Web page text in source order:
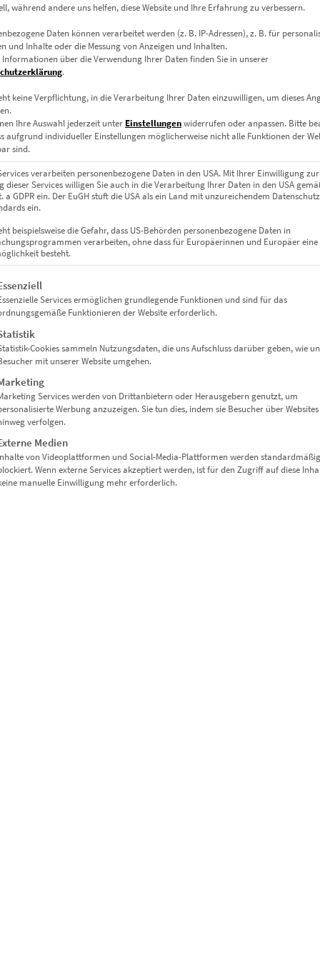
das Wetter wandelt – mit einem dramatisch bewölkten
Fachwerkfassaden Herrenbergs. Die Rundumsicht
Architektur.
inszeniert
und Stein – ideal für moderne Räume mit klaren Linien.
mit künstlerischer Note zur Geltung.
mit urbaner Identität.
oder stilvolle Flure
moderne Arbeitsräume mit Weitblick
für Kanzleien, Hotels oder Wohnräume mit Charakter
unser
als Panorama
Marktplatz Panorama“ Raumtiefe &
oder gewerbliche Nutzung lizenziert werden. Jetzt
während andere uns helfen, diese Website und Ihre Erfahrung zu verbessern.
Daten können verarbeitet werden (z. B. IP-Adressen), z. B. für
und Inhalte oder die Messung von Anzeigen und Inhalten.
Informationen über die Verwendung Ihrer Daten finden Sie in unserer
.
keine Verpflichtung, in die Verarbeitung Ihrer Daten einzuwilligen, um dieses
Ihre Auswahl jederzeit unter Einstellungenwiderrufen oder anpassen. Bitte
aufgrund individueller Einstellungen möglicherweise nicht alle Funktionen der
sind.
verarbeiten personenbezogene Daten in den USA. Mit Ihrer Einwilligung zur
dieser Services willigen Sie auch in die Verarbeitung Ihrer Daten in den USA
a GDPR ein. Der EuGH stuft die USA als ein Land mit unzureichendem
ein.
beispielsweise die Gefahr, dass US-Behörden personenbezogene Daten in
verarbeiten, ohne dass für Europäerinnen und Europäer eine
besteht.
eine Liste der Service-Gruppen, für die eine Einwilligung
Services ermöglichen grundlegende Funktionen und sind für das
Funktionieren der Website erforderlich.
Cookies sammeln Nutzungsdaten, die uns Aufschluss darüber geben, wie
mit unserer Website umgehen.
Services werden von Drittanbietern oder Herausgebern genutzt, um
Werbung anzuzeigen. Sie tun dies, indem sie Besucher über Websites
verfolgen.
Medien
von Videoplattformen und Social-Media-Plattformen werden standardmäßig
Wenn externe Services akzeptiert werden, ist für den Zugriff auf diese
manuelle Einwilligung mehr erforderlich.